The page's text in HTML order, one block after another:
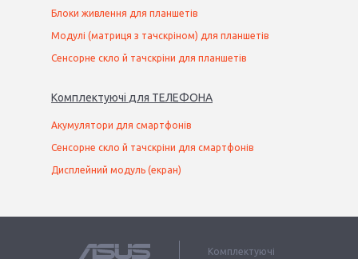
Блоки живлення для планшетів
Модулі (матриця з тачскріном) для планшетів
Сенсорне скло й тачскріни для планшетів
Комплектуючі для ТЕЛЕФОНА
Акумулятори для смартфонів
Сенсорне скло й тачскріни для смартфонів
Дисплейний модуль (екран)
Комплектуючі